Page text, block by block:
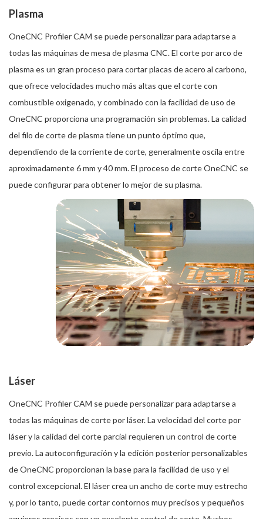
Plasma
OneCNC Profiler CAM se puede personalizar para adaptarse a
todas las máquinas de mesa de plasma CNC. El corte por arco de
plasma es un gran proceso para cortar placas de acero al carbono,
que ofrece velocidades mucho más altas que el corte con
combustible oxigenado, y combinado con la facilidad de uso de
OneCNC proporciona una programación sin problemas. La calidad
del filo de corte de plasma tiene un punto óptimo que,
dependiendo de la corriente de corte, generalmente oscila entre
aproximadamente 6 mm y 40 mm. El proceso de corte OneCNC se
puede configurar para obtener lo mejor de su plasma.
Láser
OneCNC Profiler CAM se puede personalizar para adaptarse a
todas las máquinas de corte por láser. La velocidad del corte por
láser y la calidad del corte parcial requieren un control de corte
previo. La autoconfiguración y la edición posterior personalizables
de OneCNC proporcionan la base para la facilidad de uso y el
control excepcional. El láser crea un ancho de corte muy estrecho
y, por lo tanto, puede cortar contornos muy precisos y pequeños